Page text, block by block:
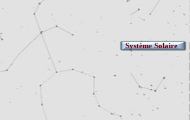
Système Solaire